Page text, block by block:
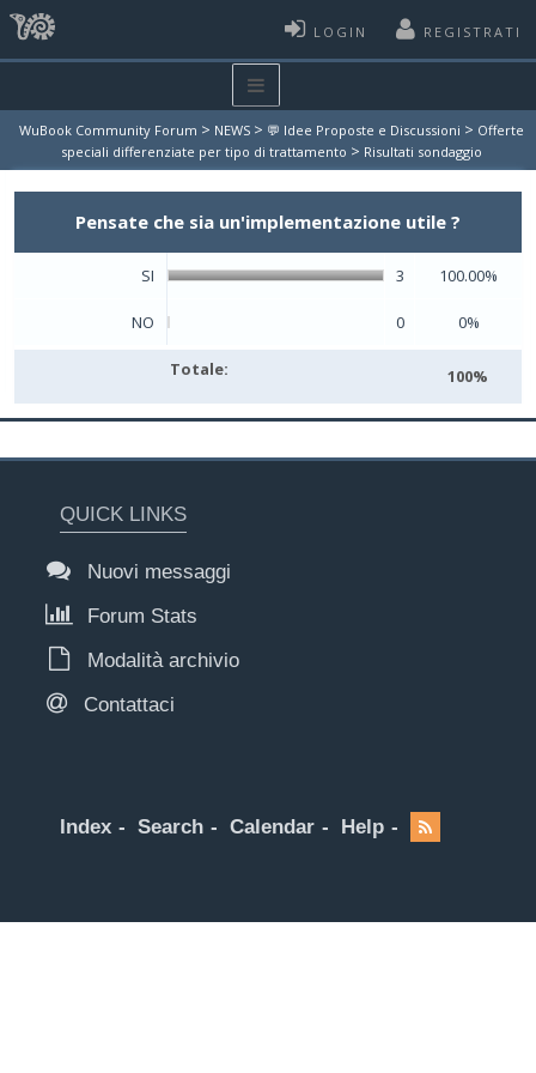
LOGIN REGISTRATI
WuBook Community Forum > NEWS > 💬 Idee Proposte e Discussioni > Offerte
speciali differenziate per tipo di trattamento > Risultati sondaggio
Pensate che sia un'implementazione utile ?
SI 3 100.00%
NO 0 0%
Totale: 100%
QUICK LINKS
Nuovi messaggi
Forum Stats
Modalità archivio
Contattaci
Index Search Calendar Help